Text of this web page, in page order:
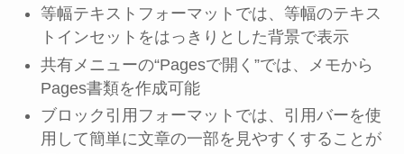
等幅テキストフォーマットでは、等幅のテキス
トインセットをはっきりとした背景で表示
共有メニューの“Pagesで開く”では、メモから
Pages書類を作成可能
ブロック引用フォーマットでは、引用バーを使
用して簡単に文章の一部を見やすくすることが